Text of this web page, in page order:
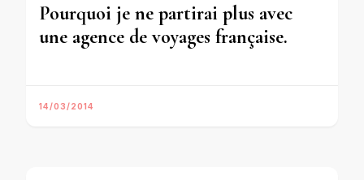
Pourquoi je ne partirai plus avec
une agence de voyages française.
14/03/2014